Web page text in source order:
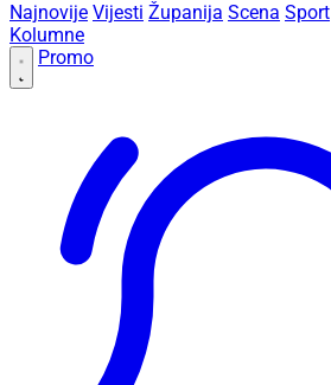
Najnovije Vijesti Županija Scena Sport
Kolumne
Promo